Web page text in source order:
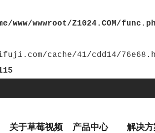
www/wwwroot/Z1024.COM/
关于草莓视频 产品中心 解决